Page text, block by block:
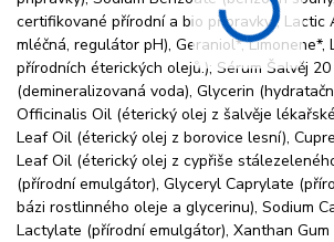
certifikované přírodní a bio přípravky), Lactic
mléčná, regulátor pH), Geraniol*, Limonene*,
přírodních éterických olejů.); Sérum Šalvěj
(demineralizovaná voda), Glycerin
Officinalis Oil (éterický olej z šalvěje
Leaf Oil (éterický olej z borovice lesní),
Leaf Oil (éterický olej z cypřiše
(přírodní emulgátor), Glyceryl Caprylate
bázi rostlinného oleje a glycerinu), Sodium
Lactylate (přírodní emulgátor), Xanthan